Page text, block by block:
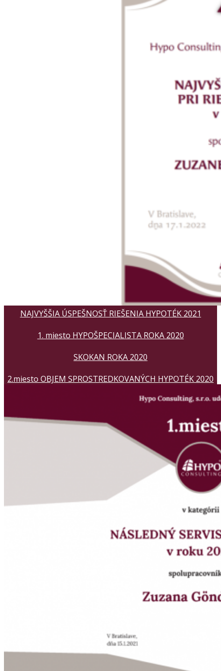
NAJVYŠŠIA ÚSPEŠNOSŤ RIEŠENIA HYPOTÉK 2021
1. miesto HYPOŠPECIALISTA ROKA 2020
SKOKAN ROKA 2020
2.miesto OBJEM SPROSTREDKOVANÝCH HYPOTÉK 2020